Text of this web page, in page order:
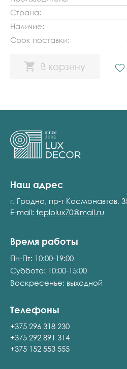
Страна:
Наличие:
Срок поставки:
В корзину
Наш адрес
г. Гродно, пр-т Космонавтов,
E-mail: teplolux70@mail.ru
Время работы
Пн-Пт: 10:00-19:00
Суббота: 10:00-15:00
Воскресенье: выходной
Телефоны
+375 296 318 230
+375 292 891 314
+375 152 553 555